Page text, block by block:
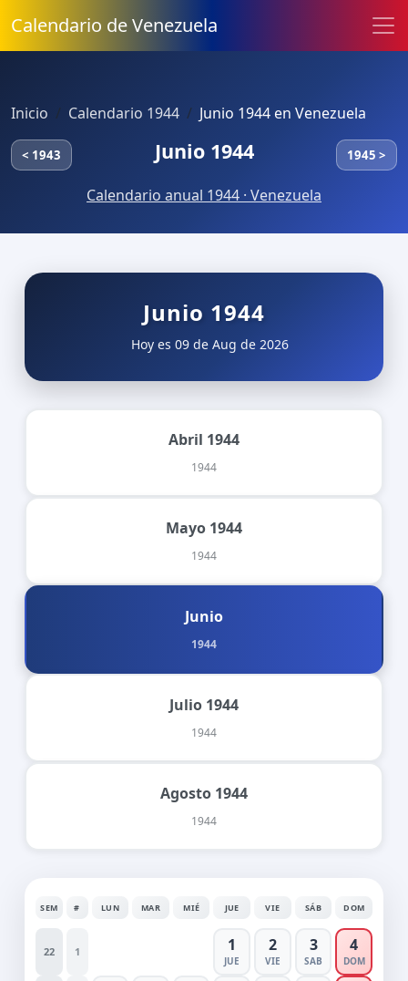
Calendario de Venezuela
Inicio Calendario 1944 Junio 1944 en Venezuela
< 1943 Junio 1944 1945 >
Calendario anual 1944 · Venezuela
Junio 1944
Hoy es 09 de Aug de 2026
Abril 1944
1944
Mayo 1944
1944
Junio
1944
Julio 1944
1944
Agosto 1944
1944
SEM # LUN MAR MIÉ JUE VIE SÁB DOM
22 1 1
JUE
2
VIE
3
SAB
4
DOM